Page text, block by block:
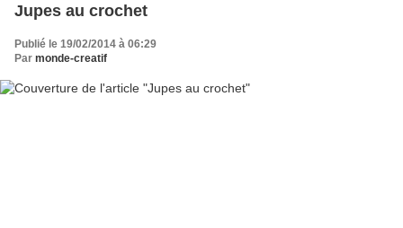
Jupes au crochet
Publié le 19/02/2014 à 06:29
Par monde-creatif